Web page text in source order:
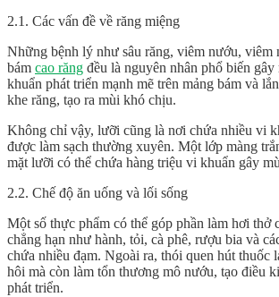
2.1. Các vấn đề về răng miệng
Những bệnh lý như sâu răng, viêm nướu, viêm
bám cao răng đều là nguyên nhân phổ biến
khuẩn phát triển mạnh mẽ trên mảng bám và
khe răng, tạo ra mùi khó chịu.
Không chỉ vậy, lưỡi cũng là nơi chứa nhiều vi
được làm sạch thường xuyên. Một lớp màng
mặt lưỡi có thể chứa hàng triệu vi khuẩn gây
2.2. Chế độ ăn uống và lối sống
Một số thực phẩm có thể góp phần làm hơi thở
chẳng hạn như hành, tỏi, cà phê, rượu bia và
chứa nhiều đạm. Ngoài ra, thói quen hút thuốc
hôi mà còn làm tổn thương mô nướu, tạo điều
phát triển.